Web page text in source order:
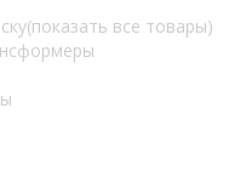
(показать все товары)